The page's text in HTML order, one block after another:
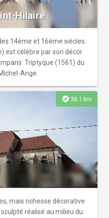
Hilaire
14ème et 16ème siècles.
est célèbre par son décor
Triptyque (1561) du
Ange.
explore 36.1 km
mais richesse décorative
réalisé au milieu du